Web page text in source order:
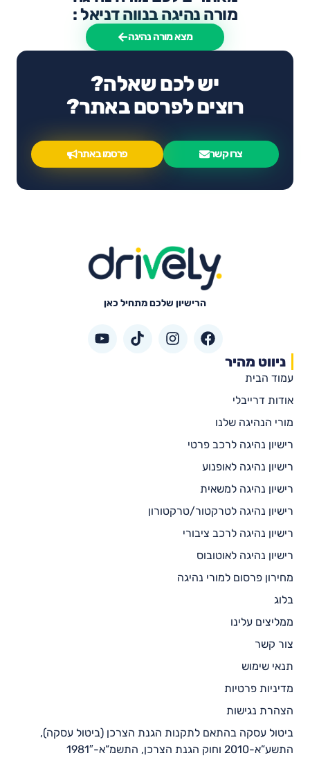
מורה נהיגה בנווה דניאל :
מצא מורה נהיגה
יש לכם שאלה?
רוצים לפרסם באתר?
צרו קשר פרסמו באתר
הרישיון שלכם מתחיל כאן
ניווט מהיר
עמוד הבית
אודות דרייבלי
מורי הנהיגה שלנו
רישיון נהיגה לרכב פרטי
רישיון נהיגה לאופנוע
רישיון נהיגה למשאית
רישיון נהיגה לטרקטור/טרקטורון
רישיון נהיגה לרכב ציבורי
רישיון נהיגה לאוטובוס
מחירון פרסום למורי נהיגה
בלוג
ממליצים עלינו
צור קשר
תנאי שימוש
מדיניות פרטיות
הצהרת נגישות
ביטול עסקה בהתאם לתקנות הגנת הצרכן (ביטול עסקה),
התשע”א-2010 וחוק הגנת הצרכן, התשמ”א-1981″